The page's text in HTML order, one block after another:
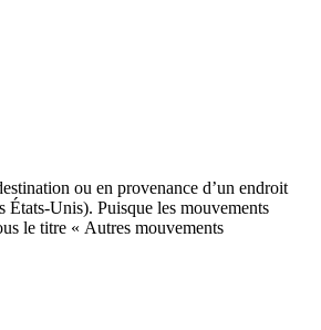
ou en provenance d’un endroit
Unis). Puisque les mouvements
le titre « Autres mouvements